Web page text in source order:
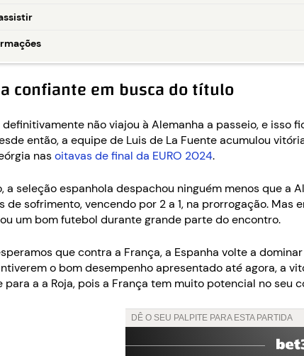
confiante em busca do título
definitivamente não viajou à Alemanha a passeio, e isso
então, a equipe de Luis de La Fuente acumulou
nasoitavas de final da EURO 2024.
a seleção espanhola despachou ninguém menos que a
de sofrimento, vencendo por 2 a 1, na prorrogação. Mas
um bom futebol durante grande parte do encontro.
que contra a França, a Espanha volte a
o bom desempenho apresentado até agora, a
para a a Roja, pois a França tem muito potencial no seu